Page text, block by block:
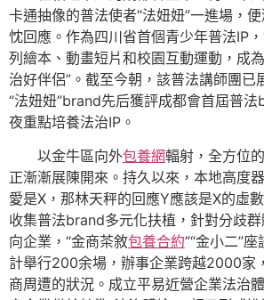
卡通抽像的普法使者“法妞妞”一進場，
忱回應。作為四川省首個青少年普法IP
列繪本、動畫短片和校園互動運動，成
治好伴侶”。截至今朝，該普法講師團已
“法妞妞”brand先后獲評成都會首屆普
夜重點培養法治IP。
以金牛區向外包養網輻射，全方位
正漸漸展陳開來。持久以來，本地高度
愛是X，那林天秤的回應Y應該是X的虛
收集普法brand多元化扶植，針對分歧
向企業，“金商茶敘包養合約”“金小二”
計舉行200余場，辦事企業跨越2000家
商周遭的狀況。成立平易近營企業法治